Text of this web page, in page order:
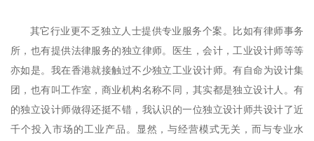
其它行业更不乏独立人士提供专业服务个案。比如有律师事务
所，也有提供法律服务的独立律师。医生，会计，工业设计师等等
亦如是。我在香港就接触过不少独立工业设计师。有自命为设计集
团，也有叫工作室，商业机构名称不同，其实都是独立设计人。有
的独立设计师做得还挺不错，我认识的一位独立设计师共设计了近
千个投入市场的工业产品。显然，与经营模式无关，而与专业水